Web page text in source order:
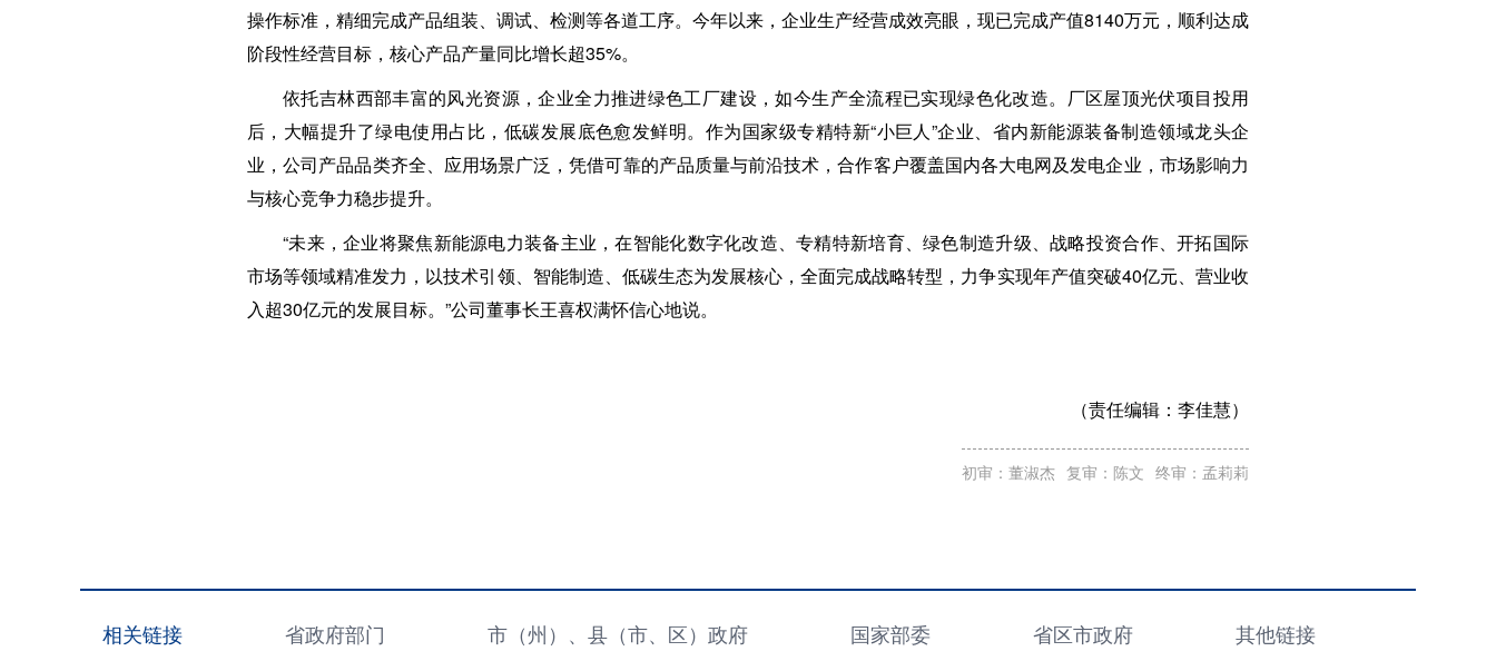
操作标准，精细完成产品组装、调试、检测等各道工序。今年以来，企业生产经营成效亮眼，现已完成产值8140万元，顺利达成
阶段性经营目标，核心产品产量同比增长超35%。
依托吉林西部丰富的风光资源，企业全力推进绿色工厂建设，如今生产全流程已实现绿色化改造。厂区屋顶光伏项目投用
后，大幅提升了绿电使用占比，低碳发展底色愈发鲜明。作为国家级专精特新“小巨人”企业、省内新能源装备制造领域龙头企
业，公司产品品类齐全、应用场景广泛，凭借可靠的产品质量与前沿技术，合作客户覆盖国内各大电网及发电企业，市场影响力
与核心竞争力稳步提升。
“未来，企业将聚焦新能源电力装备主业，在智能化数字化改造、专精特新培育、绿色制造升级、战略投资合作、开拓国际
市场等领域精准发力，以技术引领、智能制造、低碳生态为发展核心，全面完成战略转型，力争实现年产值突破40亿元、营业收
入超30亿元的发展目标。”公司董事长王喜权满怀信心地说。
（责任编辑： 李佳慧）
初审：董淑杰 复审：陈文 终审：孟莉莉
相关链接 省政府部门 市（州）、县（市、区）政府 国家部委 省区市政府 其他链接